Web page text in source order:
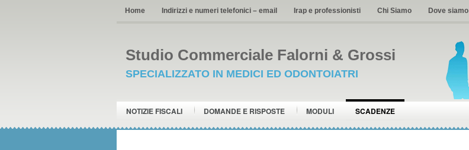
Home Indirizzi e numeri telefonici – email Irap e professionisti Chi Siamo Dove siamo
Studio Commerciale Falorni & Grossi
SPECIALIZZATO IN MEDICI ED ODONTOIATRI
NOTIZIE FISCALI DOMANDE E RISPOSTE MODULI SCADENZE